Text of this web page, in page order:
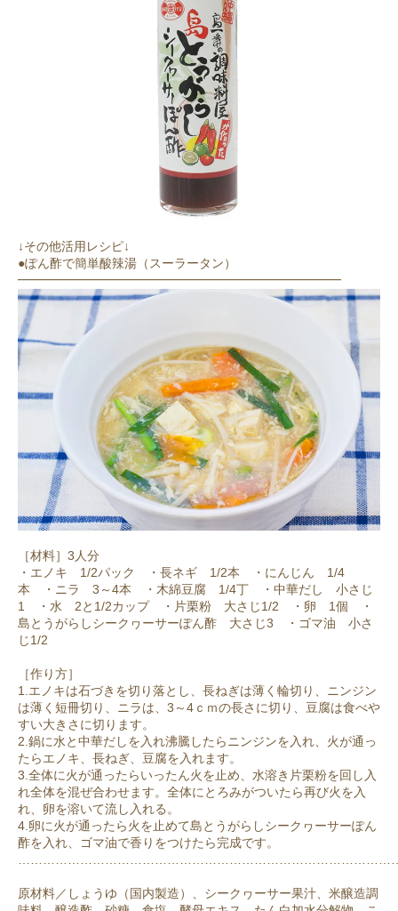
↓その他活用レシピ↓
●ぽん酢で簡単酸辣湯（スーラータン）
━━━━━━━━━━━━━━━━━━━━━━━━━━
［材料］3人分
・エノキ 1/2パック ・長ネギ 1/2本 ・にんじん 1/4
本 ・ニラ 3～4本 ・木綿豆腐 1/4丁 ・中華だし 小さじ
1 ・水 2と1/2カップ ・片栗粉 大さじ1/2 ・卵 1個 ・
島とうがらしシークヮーサーぽん酢 大さじ3 ・ゴマ油 小さ
じ1/2
［作り方］
1.エノキは石づきを切り落とし、長ねぎは薄く輪切り、ニンジン
は薄く短冊切り、ニラは、3～4ｃｍの長さに切り、豆腐は食べや
すい大きさに切ります。
2.鍋に水と中華だしを入れ沸騰したらニンジンを入れ、火が通っ
たらエノキ、長ねぎ、豆腐を入れます。
3.全体に火が通ったらいったん火を止め、水溶き片栗粉を回し入
れ全体を混ぜ合わせます。全体にとろみがついたら再び火を入
れ、卵を溶いて流し入れる。
4.卵に火が通ったら火を止めて島とうがらしシークヮーサーぽん
酢を入れ、ゴマ油で香りをつけたら完成です。
原材料／しょうゆ（国内製造）、シークヮーサー果汁、米醸造調